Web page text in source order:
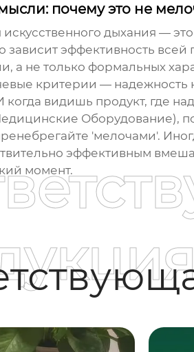
почему это не
искусственного дыхания —
зависит эффективность
а не только формальных
критерии — надежность
когда видишь продукт, где
Оборудование),
'мелочами'.
эффективным
момент.